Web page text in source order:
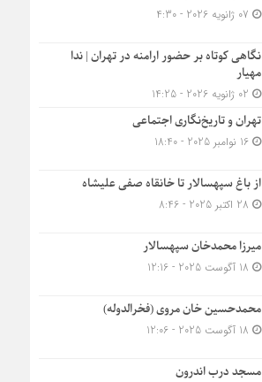
نگاهی کوتاه بر حضور ارامنه در تهران | ندا
مهیار
تهران و تاریخ‌نگاری اجتماعی
16 نوامبر 2025 - 18:40
از باغ سپهسالار تا خانقاه صفی علیشاه
میرزا محمدخان سپهسالار
محمدحسین خان مروی (فخرالدوله)
مسجد درب اندرون